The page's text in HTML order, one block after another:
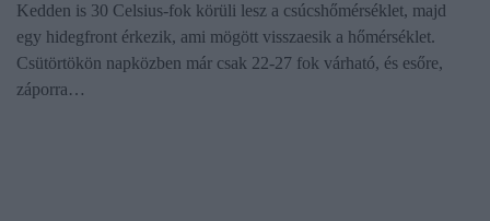
Kedden is 30 Celsius-fok körüli lesz a csúcshőmérséklet, majd
egy hidegfront érkezik, ami mögött visszaesik a hőmérséklet.
Csütörtökön napközben már csak 22-27 fok várható, és esőre,
záporra…